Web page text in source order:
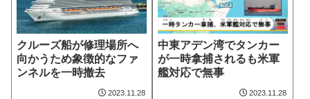
クルーズ船が修理場所へ
向かうため象徴的なファ
ンネルを一時撤去
2023.11.28
中東アデン湾でタンカー
が一時拿捕されるも米軍
艦対応で無事
2023.11.28